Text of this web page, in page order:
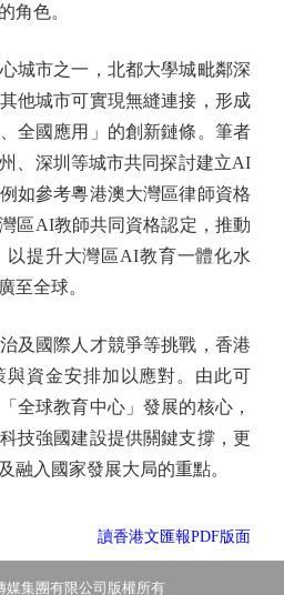
角色。
市之一，北都大學城毗鄰深
他城市可實現無縫連接，形成
全國應用」的創新鏈條。筆者
、深圳等城市共同探討建立AI
如參考粵港澳大灣區律師資格
區AI教師共同資格認定，推動
以提升大灣區AI教育一體化水
至全球。
國際人才競爭等挑戰，香港
與資金安排加以應對。由此可
全球教育中心」發展的核心，
技強國建設提供關鍵支撐，更
融入國家發展大局的重點。
讀香港文匯報PDF版面
媒集團有限公司版權所有